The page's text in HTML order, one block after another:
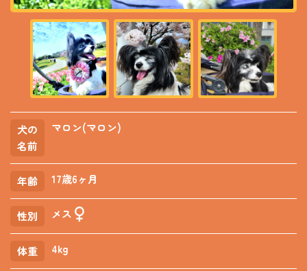
犬の
名前
マロン(マロン)
年齢 17歳6ヶ月
性別 メス
体重 4kg